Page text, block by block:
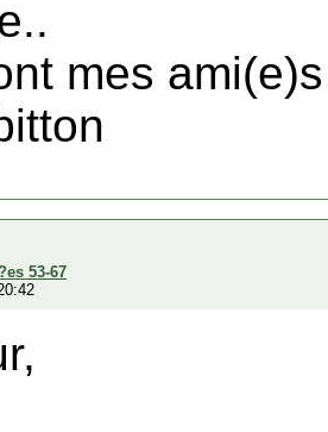
mes
53-67